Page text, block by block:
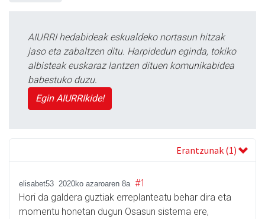
AIURRI hedabideak eskualdeko nortasun hitzak
jaso eta zabaltzen ditu. Harpidedun eginda, tokiko
albisteak euskaraz lantzen dituen komunikabidea
babestuko duzu.
Egin AIURRIkide!
Erantzunak (1)
elisabet53 2020ko azaroaren 8a #1
Hori da galdera guztiak erreplanteatu behar dira eta
momentu honetan dugun Osasun sistema ere,